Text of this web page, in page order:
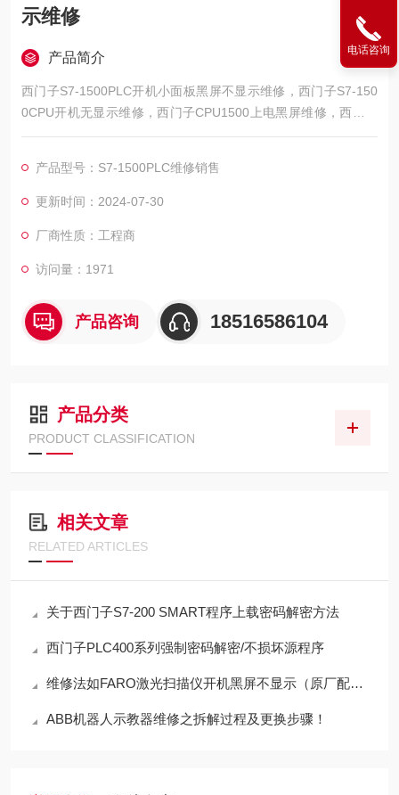
示维修
产品简介
西门子S7-1500PLC开机小面板黑屏不显示维修，西门子S7-150
0CPU开机无显示维修，西门子CPU1500上电黑屏维修，西门子
CPU1500启动面板不亮维修，西门子CPU1500上电无显示维
无反应维修，西门子CPU1500上电不启动维修，西门子CPU150
0接错电烧坏维修，西门子CPU1500启动亮红灯维修，西门子PL
产品型号：S7-1500PLC维修销售
更新时间：2024-07-30
厂商性质：工程商
访问量：1971
产品咨询 18516586104
产品分类
PRODUCT CLASSIFICATION
相关文章
RELATED ARTICLES
关于西门子S7-200 SMART程序上载密码解密方法
西门子PLC400系列强制密码解密/不损坏源程序
维修法如FARO激光扫描仪开机黑屏不显示（原厂配件修理）
ABB机器人示教器维修之拆解过程及更换步骤！
电话咨询